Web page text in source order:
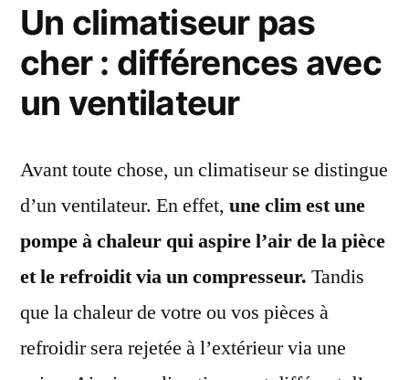
Un climatiseur pas
cher : différences avec
un ventilateur
Avant toute chose, un climatiseur se distingue
d’un ventilateur. En effet, une clim est une
pompe à chaleur qui aspire l’air de la pièce
et le refroidit via un compresseur. Tandis
que la chaleur de votre ou vos pièces à
refroidir sera rejetée à l’extérieur via une